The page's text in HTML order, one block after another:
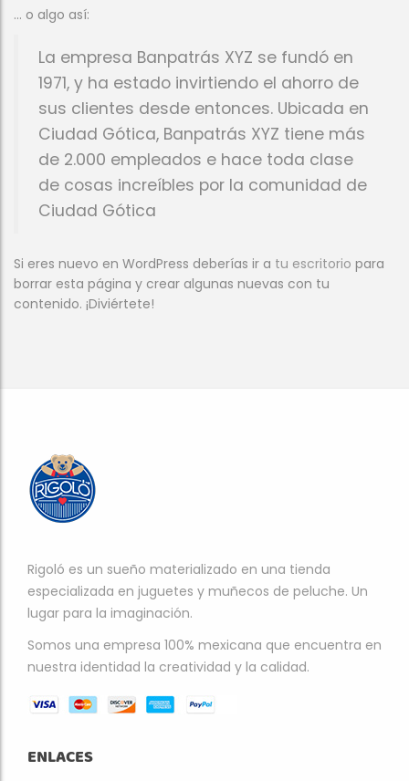
… o algo así:
La empresa Banpatrás XYZ se fundó en
1971, y ha estado invirtiendo el ahorro de
sus clientes desde entonces. Ubicada en
Ciudad Gótica, Banpatrás XYZ tiene más
de 2.000 empleados e hace toda clase
de cosas increíbles por la comunidad de
Ciudad Gótica
Si eres nuevo en WordPress deberías ir a tu escritorio para
borrar esta página y crear algunas nuevas con tu
contenido. ¡Diviértete!
Rigoló es un sueño materializado en una tienda
especializada en juguetes y muñecos de peluche. Un
lugar para la imaginación.
Somos una empresa 100% mexicana que encuentra en
nuestra identidad la creatividad y la calidad.
ENLACES